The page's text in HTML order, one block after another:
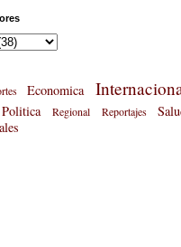
Economica
Politica Regional Reportajes